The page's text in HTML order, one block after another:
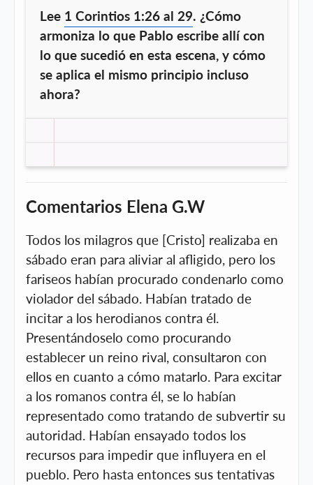
Lee 1 Corintios 1:26 al 29. ¿Cómo
armoniza lo que Pablo escribe allí con
lo que sucedió en esta escena, y cómo
se aplica el mismo principio incluso
ahora?
Comentarios Elena G.W
Todos los milagros que [Cristo] realizaba en
sábado eran para aliviar al afligido, pero los
fariseos habían procurado condenarlo como
violador del sábado. Habían tratado de
incitar a los herodianos contra él.
Presentándoselo como procurando
establecer un reino rival, consultaron con
ellos en cuanto a cómo matarlo. Para excitar
a los romanos contra él, se lo habían
representado como tratando de subvertir su
autoridad. Habían ensayado todos los
recursos para impedir que influyera en el
pueblo. Pero hasta entonces sus tentativas